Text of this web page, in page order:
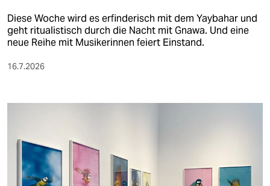
Diese Woche wird es erfinderisch mit dem Yaybahar und
geht ritualistisch durch die Nacht mit Gnawa. Und eine
neue Reihe mit Musikerinnen feiert Einstand.
16.7.2026